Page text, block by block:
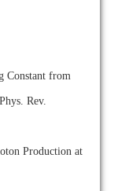
Constant from
Rev.
Production at